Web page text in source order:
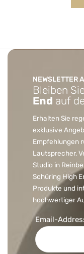
NEWSLETTER
Bleiben
End auf
Erhalten Sie
exklusive
Empfehlungen
Lautsprecher,
Studio in
Schüring High
Produkte und
hochwertiger
Email-